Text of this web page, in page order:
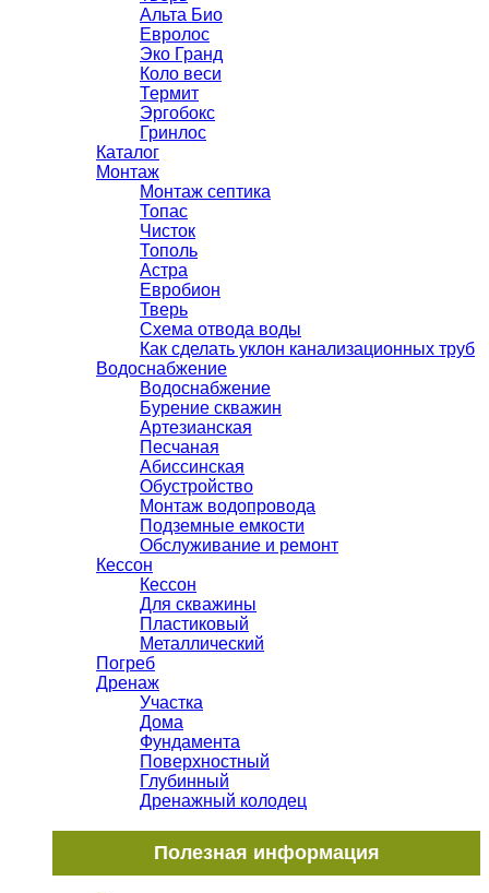
Альта Био
Евролос
Эко Гранд
Коло веси
Термит
Эргобокс
Гринлос
Каталог
Монтаж
Монтаж септика
Топас
Чисток
Тополь
Астра
Евробион
Тверь
Схема отвода воды
Как сделать уклон канализационных труб
Водоснабжение
Водоснабжение
Бурение скважин
Артезианская
Песчаная
Абиссинская
Обустройство
Монтаж водопровода
Подземные емкости
Обслуживание и ремонт
Кессон
Кессон
Для скважины
Пластиковый
Металлический
Погреб
Дренаж
Участка
Дома
Фундамента
Поверхностный
Глубинный
Дренажный колодец
Полезная информация